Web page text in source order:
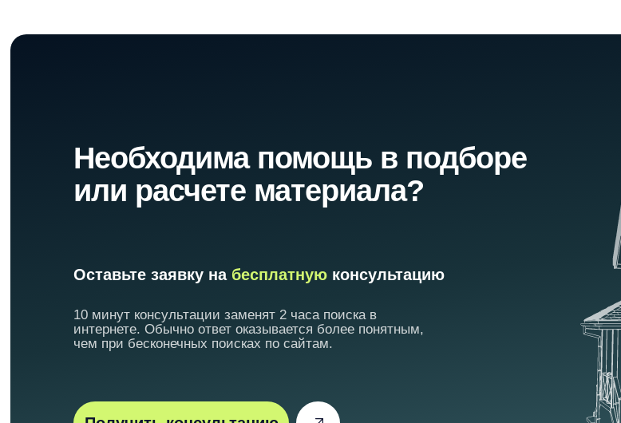
Необходима помощь в подборе
или расчете материала?
Оставьте заявку на бесплатную консультацию
10 минут консультации заменят 2 часа поиска в
интернете. Обычно ответ оказывается более понятным,
чем при бесконечных поисках по сайтам.